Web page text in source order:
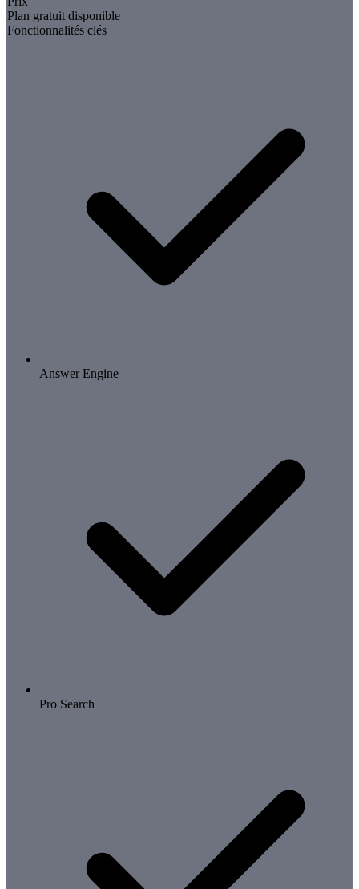
Plan gratuit disponible
Fonctionnalités clés
Answer Engine
Pro Search